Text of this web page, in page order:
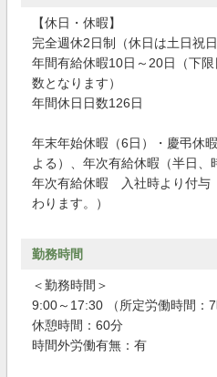
【休日・休暇】
完全週休2日制（休日は土日祝日
年間有給休暇10日～20日（下
数となります）
年間休日日数126日
年末年始休暇（6日）・慶弔休
よる）、年次有給休暇（半日、
年次有給休暇 入社時より付与
わります。）
勤務時間
＜勤務時間＞
9:00～17:30 （所定労働時間：7
休憩時間：60分
時間外労働有無：有